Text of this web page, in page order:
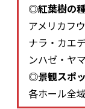
◎紅葉樹の
アメリカフ
ナラ・カエ
ンハゼ・ヤ
◎景観スポ
各ホール全